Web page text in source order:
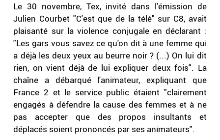
Le 30 novembre, Tex, invité dans l'émission de
Julien Courbet "C'est que de la télé" sur C8, avait
plaisanté sur la violence conjugale en déclarant :
"Les gars vous savez ce qu'on dit à une femme qui
a déjà les deux yeux au beurre noir ? (...) On lui dit
rien, on vient déjà de lui expliquer deux fois". La
chaîne a débarqué l'animateur, expliquant que
France 2 et le service public étaient "clairement
engagés à défendre la cause des femmes et à ne
pas accepter que des propos insultants et
déplacés soient prononcés par ses animateurs".